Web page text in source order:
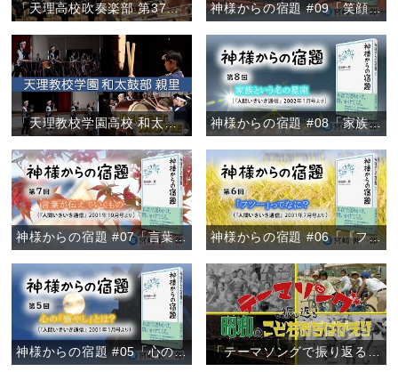
「天理高校吹奏楽部 第37回定期演奏会/ファイナル・コンサート2020ダイジェスト」 神様からの宿題 #09「笑顔の処方箋」
「天理教校学園高校 和太鼓部親里 定期演奏会ダイジェスト」 神様からの宿題 #08「家族という名の星座」
神様からの宿題 #07「言葉が伝えていくもの」 神様からの宿題 #06「『フツー』ってなに？」
神様からの宿題 #05「心の『癒やし』とは？」 「テーマソングで振り返る 昭和のこどもおぢばがえり」